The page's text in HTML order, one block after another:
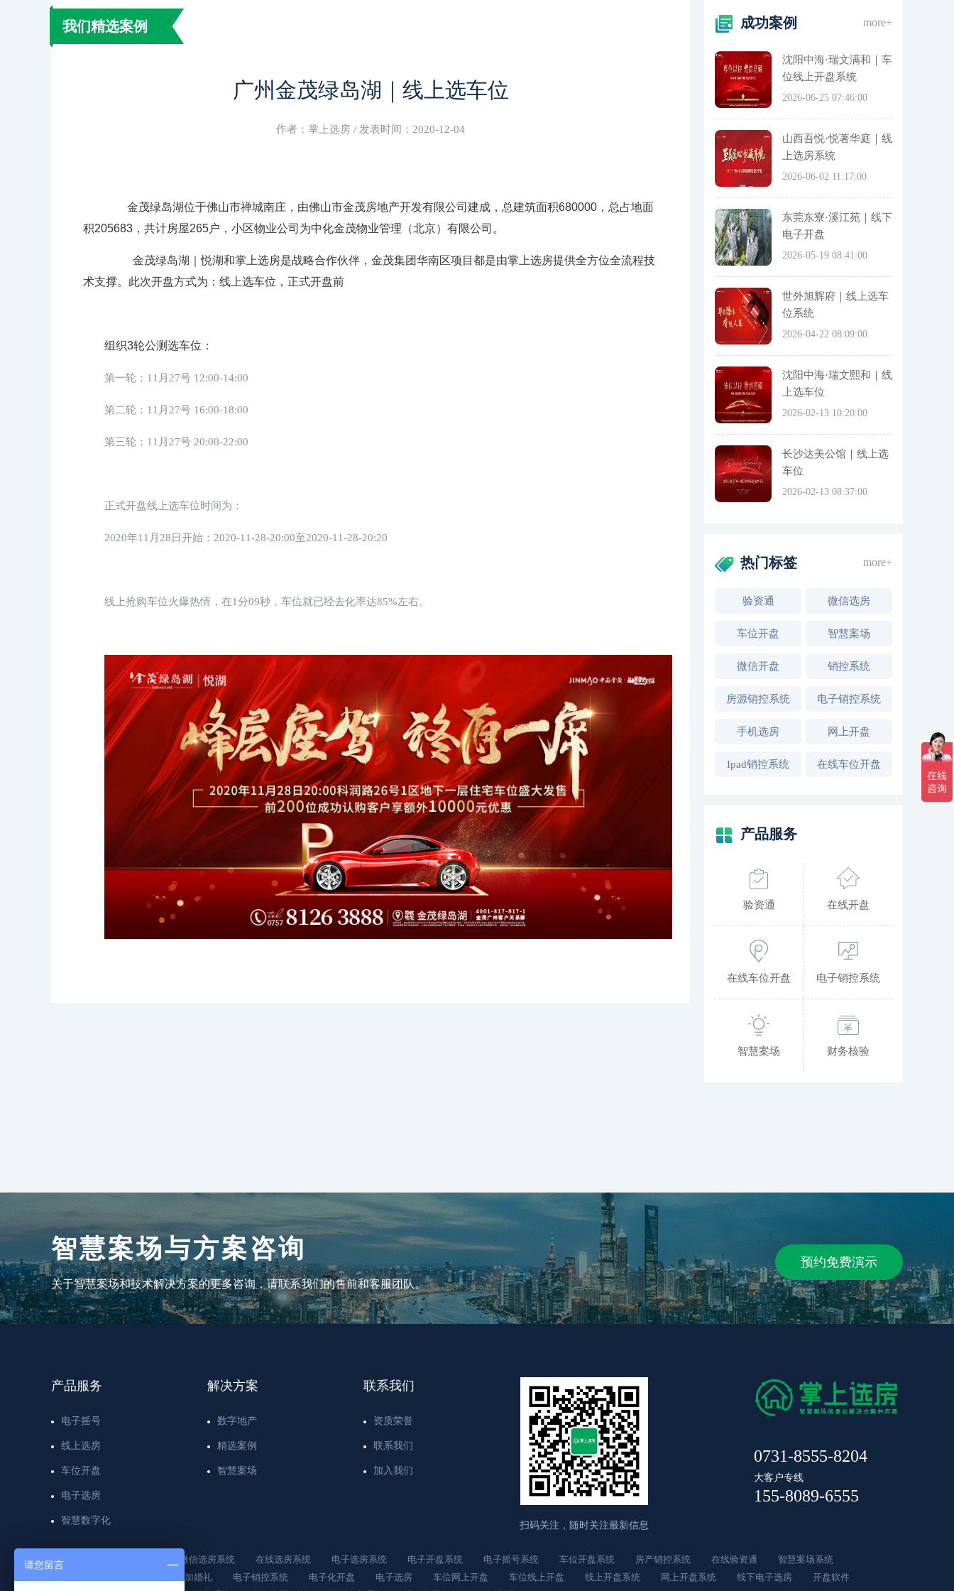
我们精选案例
广州金茂绿岛湖｜线上选车位
作者：掌上选房 / 发表时间：2020-12-04
金茂绿岛湖位于佛山市禅城南庄，由佛山市金茂房地产开发有限公司建成，总建筑面积680000，总占地面
积205683，共计房屋265户，小区物业公司为中化金茂物业管理（北京）有限公司。
金茂绿岛湖｜悦湖和掌上选房是战略合作伙伴，金茂集团华南区项目都是由掌上选房提供全方位全流程技
术支撑。此次开盘方式为：线上选车位，正式开盘前
组织3轮公测选车位：
第一轮：11月27号 12:00-14:00
第二轮：11月27号 16:00-18:00
第三轮：11月27号 20:00-22:00
正式开盘线上选车位时间为：
2020年11月28日开始：2020-11-28-20:00至2020-11-28-20:20
线上抢购车位火爆热情，在1分09秒，车位就已经去化率达85%左右。
成功案例 more+
沈阳中海·瑞文满和｜车
位线上开盘系统
2026-06-25 07:46:00
山西吾悦·悦著华庭｜线
上选房系统
2026-06-02 11:17:00
东莞东寮·溪江苑｜线下
电子开盘
2026-05-19 08:41:00
世外旭辉府｜线上选车
位系统
2026-04-22 08:09:00
沈阳中海·瑞文熙和｜线
上选车位
2026-02-13 10:20:00
长沙达美公馆｜线上选
车位
2026-02-13 08:37:00
热门标签 more+
验资通 微信选房
车位开盘 智慧案场
微信开盘 销控系统
房源销控系统 电子销控系统
手机选房 网上开盘
Ipad销控系统 在线车位开盘
产品服务
验资通 在线开盘
在线车位开盘 电子销控系统
智慧案场 财务核验
智慧案场与方案咨询
关于智慧案场和技术解决方案的更多咨询，请联系我们的售前和客服团队。
预约免费演示
产品服务
电子摇号
线上选房
车位开盘
电子选房
智慧数字化
解决方案
数字地产
精选案例
智慧案场
联系我们
资质荣誉
联系我们
加入我们
扫码关注，随时关注最新信息
0731-8555-8204
大客户专线
155-8089-6555
热门产品： 微信选房系统 在线选房系统 电子选房系统 电子开盘系统 电子摇号系统 车位开盘系统 房产销控系统 在线验资通
智慧案场系统
去参加婚礼 电子销控系统 电子化开盘 电子选房 车位网上开盘 车位线上开盘 线上开盘系统 网上开盘系统 线下电子选房
开盘软件
请您留言